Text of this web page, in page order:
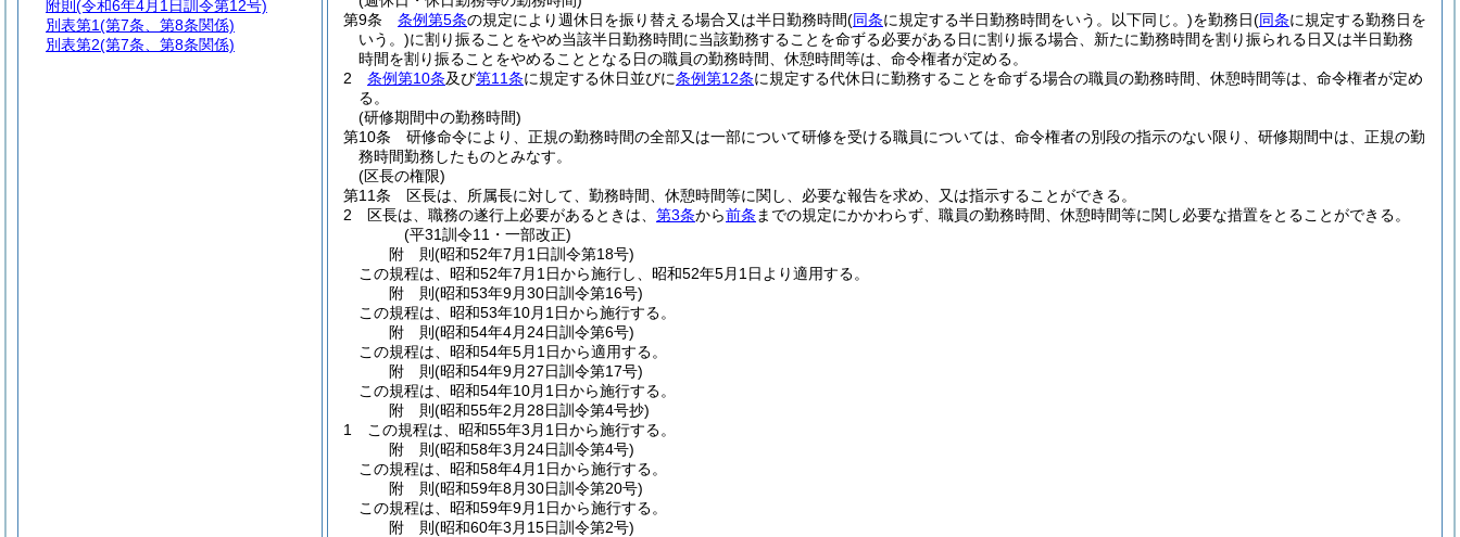
第9条
条例第5条の規定により週休日を振り替える場合又は半日勤務時間(同条に規定する半日勤務時間をいう。以下同じ。)を勤務日(同条に規定する勤務日を
いう。)に割り振ることをやめ当該半日勤務時間に当該勤務することを命ずる必要がある日に割り振る場合、新たに勤務時間を割り振られる日又は半日勤務
時間を割り振ることをやめることとなる日の職員の勤務時間、休憩時間等は、命令権者が定める。
2
条例第10条及び第11条に規定する休日並びに条例第12条に規定する代休日に勤務することを命ずる場合の職員の勤務時間、休憩時間等は、命令権者が定め
る。
(研修期間中の勤務時間)
第10条
研修命令により、正規の勤務時間の全部又は一部について研修を受ける職員については、命令権者の別段の指示のない限り、研修期間中は、正規の勤
務時間勤務したものとみなす。
(区長の権限)
第11条
区長は、所属長に対して、勤務時間、休憩時間等に関し、必要な報告を求め、又は指示することができる。
2
区長は、職務の遂行上必要があるときは、 第3条から前条 までの規定にかかわらず、職員の勤務時間、休憩時間等に関し必要な措置をとることができる。
(平31訓令11・一部改正)
附 則(昭和52年7月1日訓令第18号)
この規程は、昭和52年7月1日から施行し、昭和52年5月1日より適用する。
附 則(昭和53年9月30日訓令第16号)
この規程は、昭和53年10月1日から施行する。
附 則(昭和54年4月24日訓令第6号)
この規程は、昭和54年5月1日から適用する。
附 則(昭和54年9月27日訓令第17号)
この規程は、昭和54年10月1日から施行する。
附 則(昭和55年2月28日訓令第4号抄)
1
この規程は、昭和55年3月1日から施行する。
附 則(昭和58年3月24日訓令第4号)
この規程は、昭和58年4月1日から施行する。
附 則(昭和59年8月30日訓令第20号)
この規程は、昭和59年9月1日から施行する。
附 則(昭和60年3月15日訓令第2号)
附則 (令和6年4月1日訓令第12号)
別表第1(第7条、第8条関係)
別表第2(第7条、第8条関係)